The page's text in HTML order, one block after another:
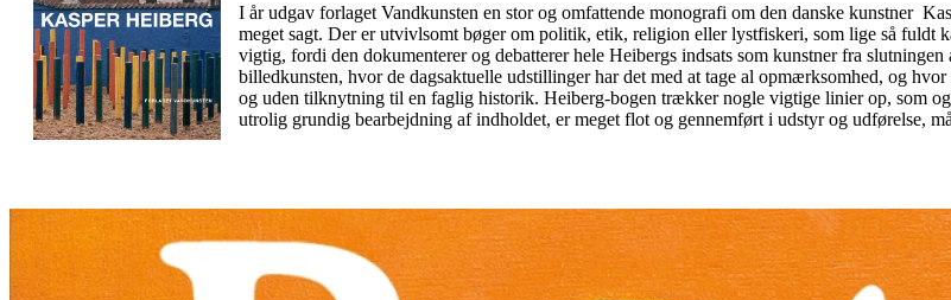
I år udgav forlaget Vandkunsten en stor og omfattende monografi om den danske kunstner
meget sagt. Der er utvivlsomt bøger om politik, etik, religion eller lystfiskeri, som lige så fuldt
vigtig, fordi den dokumenterer og debatterer hele Heibergs indsats som kunstner fra
billedkunsten, hvor de dagsaktuelle udstillinger har det med at tage al opmærksomhed, og
og uden tilknytning til en faglig historik. Heiberg-bogen trækker nogle vigtige linier op, som
utrolig grundig bearbejdning af indholdet, er meget flot og gennemført i udstyr og udførelse,